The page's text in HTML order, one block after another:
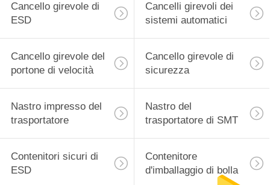
Cancello girevole di
ESD
Cancelli girevoli dei
sistemi automatici
Cancello girevole del
portone di velocità
Cancello girevole di
sicurezza
Nastro impresso del
trasportatore
Nastro del
trasportatore di SMT
Contenitori sicuri di
ESD
Contenitore
d'imballaggio di bolla